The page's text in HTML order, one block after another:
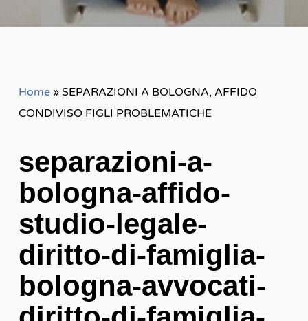
Home» SEPARAZIONI A BOLOGNA, AFFIDO
CONDIVISO FIGLI PROBLEMATICHE
separazioni-a-
bologna-affido-
studio-legale-
diritto-di-famiglia-
bologna-avvocati-